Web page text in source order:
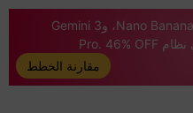
Claude Opus 4.6، وSora 2، وNano Banana Pro، وGemini 3
مقارنة الخطط